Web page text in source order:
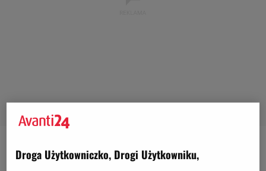
MINIMALISTYCZNA-BRANSOLETKA
Droga Użytkowniczko, Drogi Użytkowniku,